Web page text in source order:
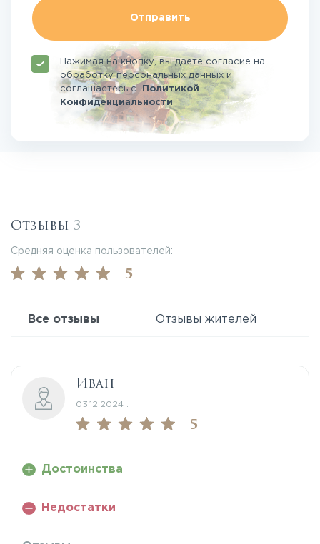
Отправить
Нажимая на кнопку, вы даете согласие на
обработку персональных данных и
соглашаетесьсПолитикой
Конфиденциальности
Отзывы 3
Средняя оценка пользователей:
5
Все отзывы Отзывы жителей
Иван
03.12.2024 :
5
Достоинства
Недостатки